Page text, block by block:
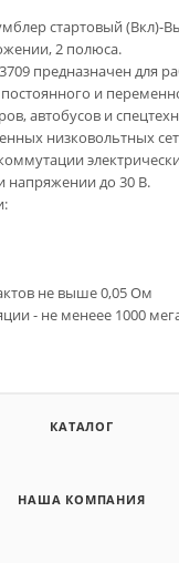
стартовый (Вкл)-
2 полюса.
предназначен для
и
автобусов и
низковольтных
напряжении до 30 В.
не выше 0,05 Ом
- не менеее 1000
КАТАЛОГ
НАША КОМПАНИЯ